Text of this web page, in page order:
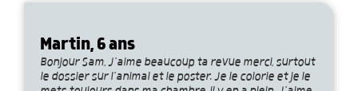
Martin, 6 ans
Bonjour Sam, J’aime beaucoup ta revue merci, surtout
le dossier sur l’animal et le poster. Je le colorie et je le